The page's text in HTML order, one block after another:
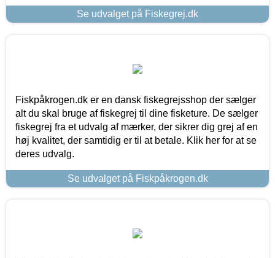
Se udvalget på Fiskegrej.dk
Fiskpåkrogen.dk er en dansk fiskegrejsshop der sælger
alt du skal bruge af fiskegrej til dine fisketure. De sælger
fiskegrej fra et udvalg af mærker, der sikrer dig grej af en
høj kvalitet, der samtidig er til at betale. Klik her for at se
deres udvalg.
Se udvalget på Fiskpåkrogen.dk